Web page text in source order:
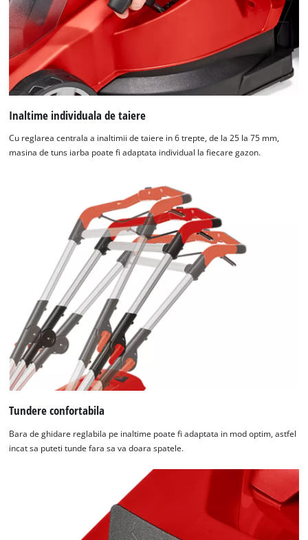
Inaltime individuala de taiere
Cu reglarea centrala a inaltimii de taiere in 6 trepte, de la 25 la 75 mm,
masina de tuns iarba poate fi adaptata individual la fiecare gazon.
Tundere confortabila
Bara de ghidare reglabila pe inaltime poate fi adaptata in mod optim, astfel
incat sa puteti tunde fara sa va doara spatele.